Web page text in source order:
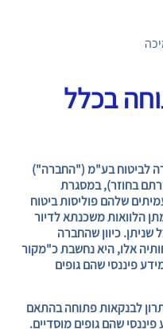
בכלל
לביטוח בע"מ ("החברה")
בחוזר), במסגרת
שלהם פוליסות ביטוח
הלוואות משכנתא לדיור
כיוון שהחברה
אלו, היא נחשבת כ"מקור
פיננסי שהם גופים
לבנקאות פתוחה בהתאם
שהם גופים מוסדיים.